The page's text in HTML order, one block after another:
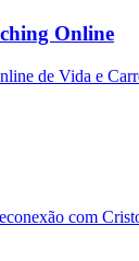
Online
de Vida e
com